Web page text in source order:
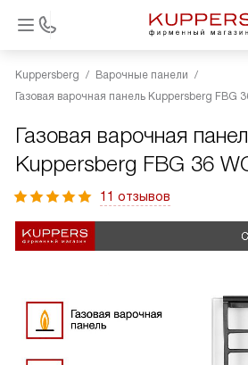
Kuppersberg
Варочные панели
Газовая варочная панель Kuppersberg FBG
Газовая варочная
Kuppersberg FBG 36
11 отзывов